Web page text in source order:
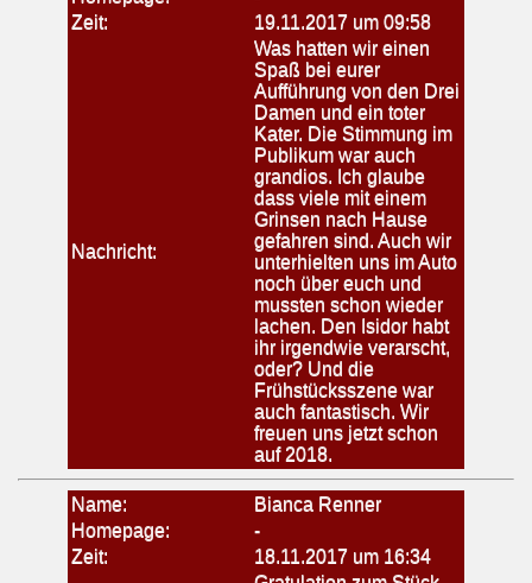
Zeit:
19.11.2017 um 09:58
Nachricht:
Was hatten wir einen
Spaß bei eurer
Aufführung von den Drei
Damen und ein toter
Kater. Die Stimmung im
Publikum war auch
grandios. Ich glaube
dass viele mit einem
Grinsen nach Hause
gefahren sind. Auch wir
unterhielten uns im Auto
noch über euch und
mussten schon wieder
lachen. Den Isidor habt
ihr irgendwie verarscht,
oder? Und die
Frühstücksszene war
auch fantastisch. Wir
freuen uns jetzt schon
auf 2018.
Name:
Bianca Renner
Homepage:
-
Zeit:
18.11.2017 um 16:34